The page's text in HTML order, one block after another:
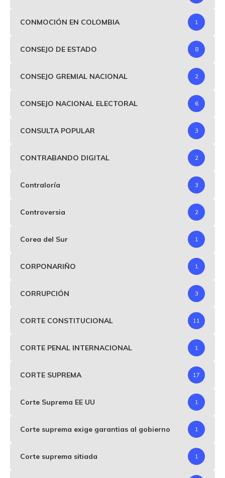
CONMOCIÓN EN COLOMBIA 1
CONSEJO DE ESTADO 8
CONSEJO GREMIAL NACIONAL 2
CONSEJO NACIONAL ELECTORAL 6
CONSULTA POPULAR 3
CONTRABANDO DIGITAL 2
Contraloría 3
Controversia 2
Corea del Sur 1
CORPONARIÑO 1
CORRUPCIÓN 3
CORTE CONSTITUCIONAL 11
CORTE PENAL INTERNACIONAL 1
CORTE SUPREMA 17
Corte Suprema EE UU 1
Corte suprema exige garantias al gobierno 1
Corte suprema sitiada 1